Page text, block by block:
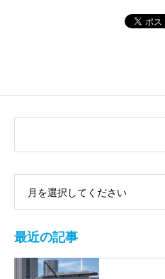
月を選択してください
最近の記事